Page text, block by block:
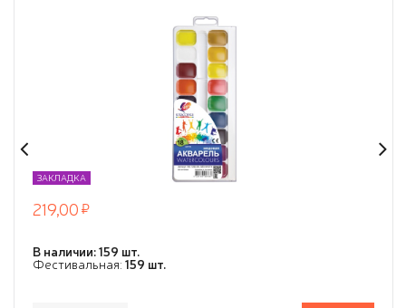
ЗАКЛАДКА
219,00
В наличии: 159 шт.
Фестивальная: 159 шт.